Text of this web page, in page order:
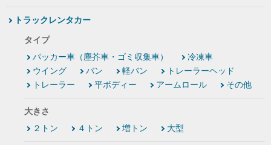
トラックレンタカー
タイプ
パッカー車（塵芥車・ゴミ収集車）
冷凍車
ウイング
バン 軽バン
トレーラーヘッド
トレーラー
平ボディー アームロール その他
大きさ
２トン
４トン 増トン 大型